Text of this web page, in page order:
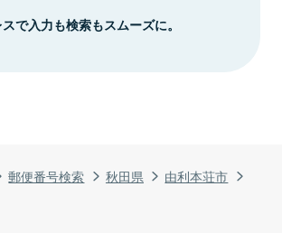
郵便番号検索 秋田県
由利本荘市
で入力も検索もスムーズに。